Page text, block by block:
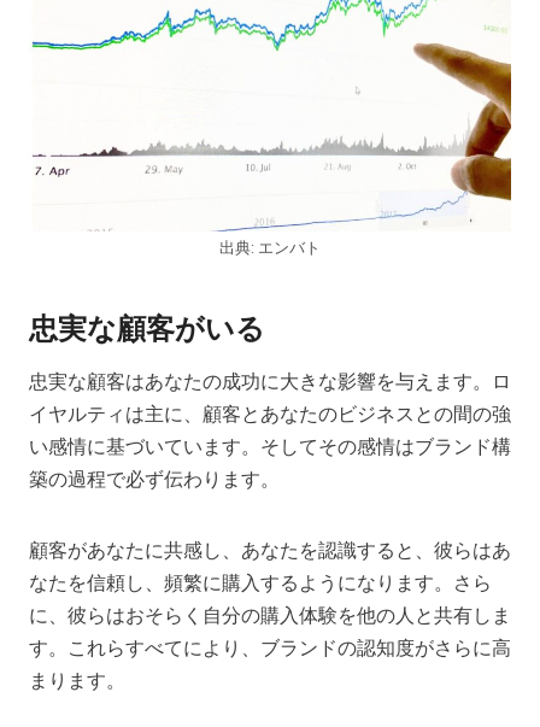
出典: エンバト
忠実な顧客がいる
忠実な顧客はあなたの成功に大きな影響を与えます。ロ
イヤルティは主に、顧客とあなたのビジネスとの間の強
い感情に基づいています。そしてその感情はブランド構
築の過程で必ず伝わります。
顧客があなたに共感し、あなたを認識すると、彼らはあ
なたを信頼し、頻繁に購入するようになります。さら
に、彼らはおそらく自分の購入体験を他の人と共有しま
す。これらすべてにより、ブランドの認知度がさらに高
まります。